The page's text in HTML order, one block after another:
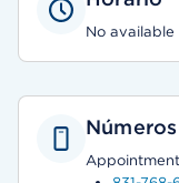
No